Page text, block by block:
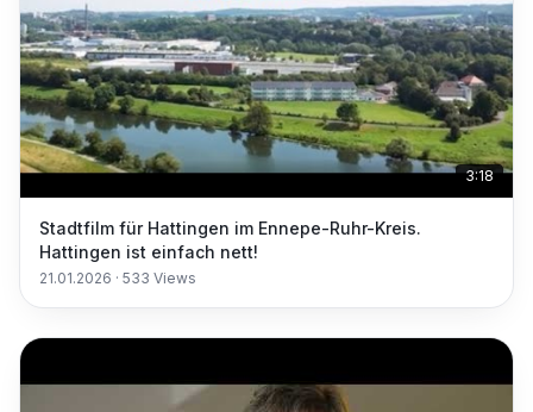
3:18
Stadtfilm für Hattingen im Ennepe-Ruhr-Kreis.
Hattingen ist einfach nett!
21.01.2026 · 533 Views